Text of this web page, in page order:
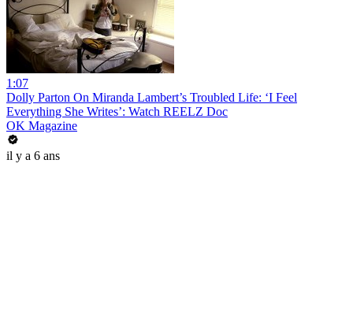
1:07
Dolly Parton On Miranda Lambert’s Troubled Life: ‘I Feel
Everything She Writes’: Watch REELZ Doc
OK Magazine
il y a 6 ans